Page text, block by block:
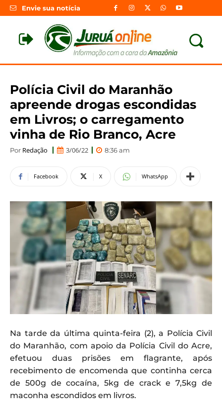
Envie sua notícia
Polícia Civil do Maranhão
apreende drogas escondidas
em Livros; o carregamento
vinha de Rio Branco, Acre
Por Redação 3/06/22 8:36 am
Facebook X WhatsApp
Na tarde da última quinta-feira (2), a Polícia Civil
do Maranhão, com apoio da Polícia Civil do Acre,
efetuou duas prisões em flagrante, após
recebimento de encomenda que continha cerca
de 500g de cocaína, 5kg de crack e 7,5kg de
maconha escondidos em livros.